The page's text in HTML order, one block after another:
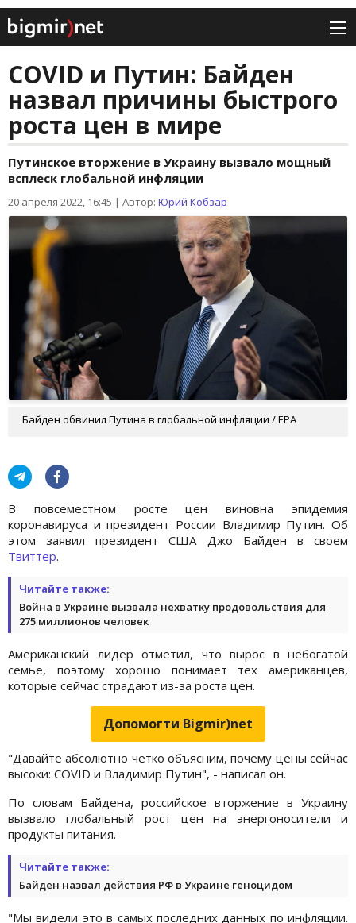
COVID и Путин: Байден
назвал причины быстрого
роста цен в мире
Путинское вторжение в Украину вызвало мощный
всплеск глобальной инфляции
20 апреля 2022, 16:45 | Автор: Юрий Кобзар
Байден обвинил Путина в глобальной инфляции / EPA
В повсеместном росте цен виновна эпидемия
коронавируса и президент России Владимир Путин. Об
этом заявил президент США Джо Байден в своем
Твиттер.
Читайте также:
Война в Украине вызвала нехватку продовольствия для
275 миллионов человек
Американский лидер отметил, что вырос в небогатой
семье, поэтому хорошо понимает тех американцев,
которые сейчас страдают из-за роста цен.
Допомогти Bigmir)net
"Давайте абсолютно четко объясним, почему цены сейчас
высоки: COVID и Владимир Путин", - написал он.
По словам Байдена, российское вторжение в Украину
вызвало глобальный рост цен на энергоносители и
продукты питания.
Читайте также:
Байден назвал действия РФ в Украине геноцидом
"Мы видели это в самых последних данных по инфляции.